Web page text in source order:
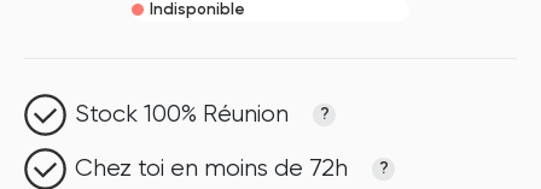
Indisponible
Stock 100% Réunion ?
Chez toi en moins de 72h ?